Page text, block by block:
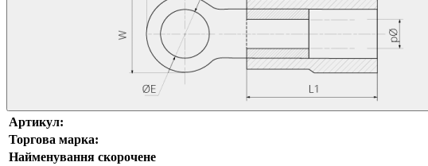
Артикул:
Торгова марка:
Найменування скорочене